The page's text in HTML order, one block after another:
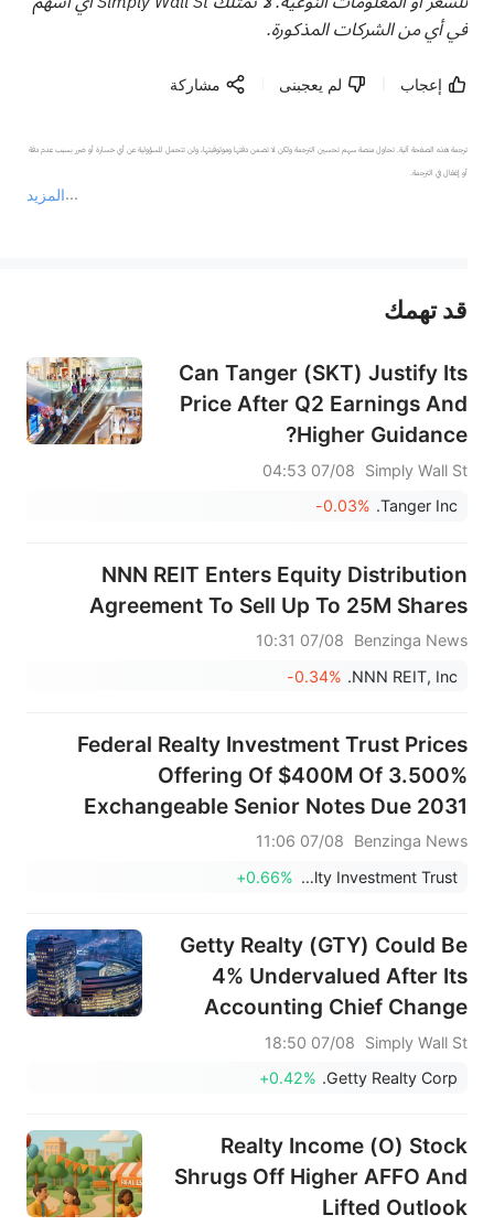
في أي من الشركات المذكورة.
إعجاب لم يعجبنى مشاركة
المزيد
ترجمة هذه الصفحة آلية. تحاول منصة سهم تحسين الترجمة ولكن لا تضمن دقتها وموثوقيتها، ولن تتحمل المسؤولية عن أي خسارة أو ضرر بسبب عدم دقة
أو إغفال في الترجمة.
عند الضرورة، يرجى استشارة مستشار استثمار محترف. لا تقدم منصة سهم أي مشورة استثمارية، ولا تقدم أي التزامات أو ضمانات.
قد تهمك
Can Tanger (SKT) Justify Its
Price After Q2 Earnings And
Higher Guidance?
Simply Wall St
07/08 04:53
Tanger Inc.
-0.03%
NNN REIT Enters Equity Distribution
Agreement To Sell Up To 25M Shares
Benzinga News
07/08 10:31
NNN REIT, Inc.
-0.34%
Federal Realty Investment Trust Prices
Offering Of $400M Of 3.500%
Exchangeable Senior Notes Due 2031
Benzinga News
07/08 11:06
Federal Realty Investment Trust
+0.66%
Getty Realty (GTY) Could Be
4% Undervalued After Its
Accounting Chief Change
Simply Wall St
07/08 18:50
Getty Realty Corp.
+0.42%
Realty Income (O) Stock
Shrugs Off Higher AFFO And
Lifted Outlook